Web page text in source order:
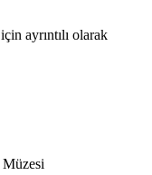
ayrıntılı olarak